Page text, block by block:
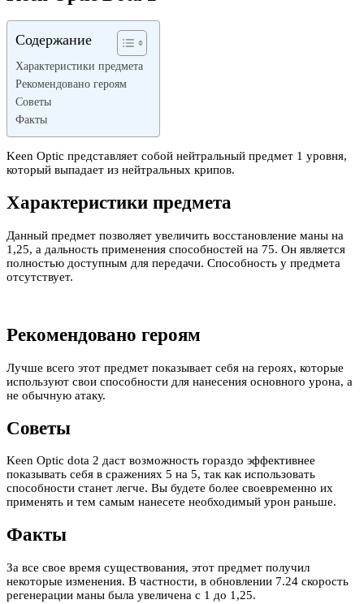
Содержание
Характеристики предмета
Рекомендовано героям
Советы
Факты
Keen Optic представляет собой нейтральный предмет 1 уровня,
который выпадает из нейтральных крипов.
Характеристики предмета
Данный предмет позволяет увеличить восстановление маны на
1,25, а дальность применения способностей на 75. Он является
полностью доступным для передачи. Способность у предмета
отсутствует.
Рекомендовано героям
Лучше всего этот предмет показывает себя на героях, которые
используют свои способности для нанесения основного урона, а
не обычную атаку.
Советы
Keen Optic dota 2 даст возможность гораздо эффективнее
показывать себя в сражениях 5 на 5, так как использовать
способности станет легче. Вы будете более своевременно их
применять и тем самым нанесете необходимый урон раньше.
Факты
За все свое время существования, этот предмет получил
некоторые изменения. В частности, в обновлении 7.24 скорость
регенерации маны была увеличена с 1 до 1,25.